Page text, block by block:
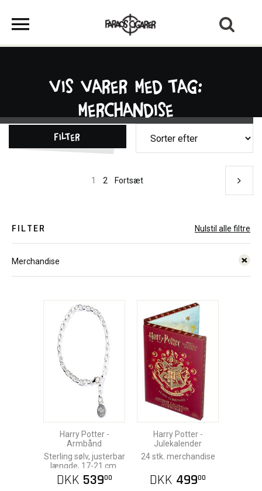
Vis varer med tag:
Merchandise
Filter
1 2 Fortsæt
FILTER Nulstil alle filtre
Merchandise
Harry Potter -
Armbånd
Sterling sølv, justerbar
længde, 17-21 cm.
DKK 53900
Harry Potter -
Julekalender
24 stk. merchandise
DKK 49900